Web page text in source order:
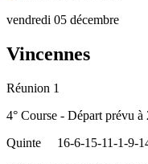
vendredi 05 décembre
Vincennes
Réunion 1
4° Course - Départ prévu à
Quinte
16-6-15-11-1-9-